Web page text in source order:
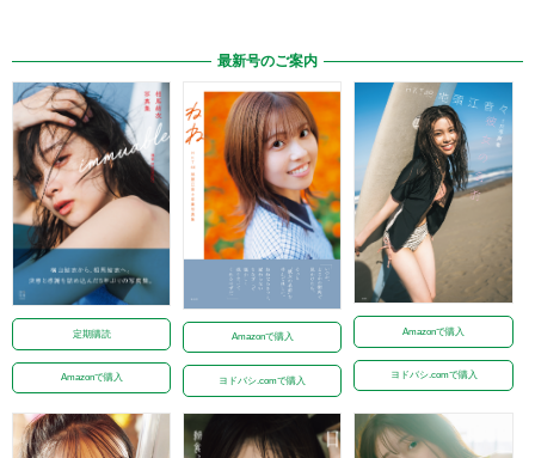
最新号のご案内
定期購読
Amazonで購入
Amazonで購入
ヨドバシ.comで購入
Amazonで購入
ヨドバシ.comで購入